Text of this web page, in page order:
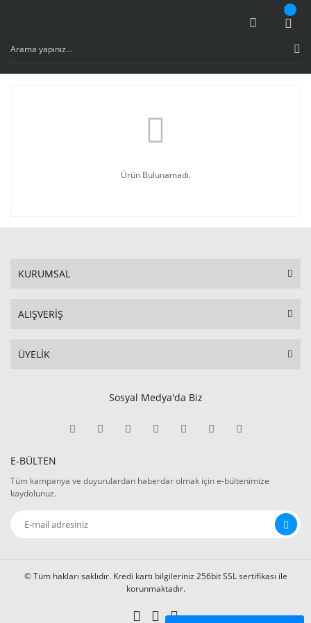
Ürün Bulunamadı.
KURUMSAL
ALIŞVERİŞ
ÜYELİK
Sosyal Medya'da Biz
E-BÜLTEN
Tüm kampanya ve duyurulardan haberdar olmak için e-bültenimize
kaydolunuz.
© Tüm hakları saklıdır. Kredi kartı bilgileriniz 256bit SSL sertifikası ile
korunmaktadır.